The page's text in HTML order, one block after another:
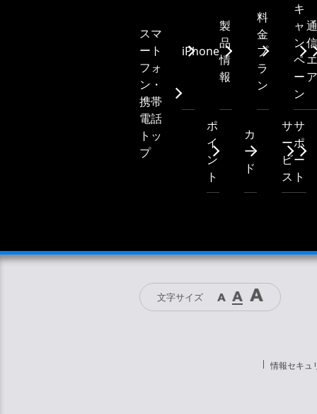
スマ
ート
フォ
ン・
携帯
電話
トッ
プ
iPhone
製
品
情
報
料
金
プ
ラ
ン
キ
ャ
ン
ペ
ー
ン
ポ
イ
ン
ト
カ
ー
ド
サ
ー
ビ
ス
サ
ポ
ー
ト
文字サイズ
情報セキュ